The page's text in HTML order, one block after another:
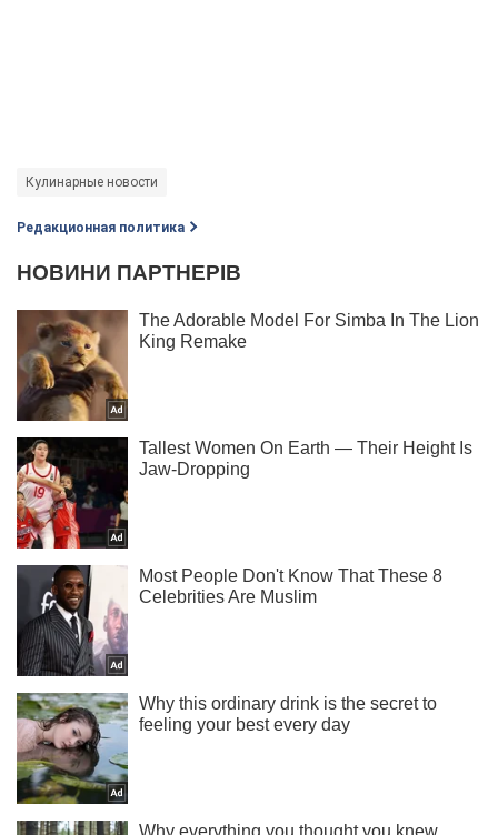
Кулинарные новости
Редакционная политика